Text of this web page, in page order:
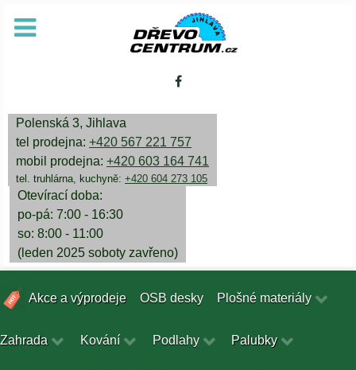
Polenská 3, Jihlava
tel prodejna: +420 567 221 757
mobil prodejna: +420 603 164 741
tel. truhlárna, kuchyně: +420 604 273 105
Otevírací doba:
po-pá: 7:00 - 16:30
so: 8:00 - 11:00
(leden 2025 soboty zavřeno)
Akce a výprodeje OSB desky Plošné materiály
Zahrada Kování Podlahy Palubky